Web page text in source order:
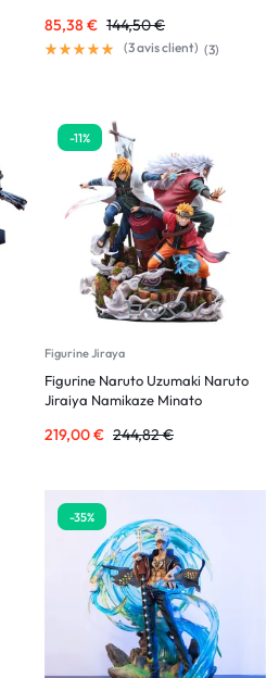
144,50€
85,38€
(3avis client) (3)
-11%
Figurine Jiraya
Figurine Naruto Uzumaki Naruto
Jiraiya Namikaze Minato
244,82€
219,00€
-35%